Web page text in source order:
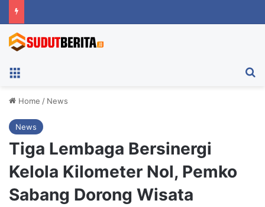
Home / News
News
Tiga Lembaga Bersinergi
Kelola Kilometer Nol, Pemko
Sabang Dorong Wisata